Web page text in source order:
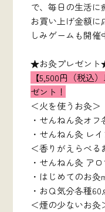
で、毎日の生活に
お買い上げ金額
しみゲームも開催
★お灸プレゼン
【5,500円（税込
ゼント！
＜火を使うお灸＞
・せんねん灸オフ
・せんねん灸 レ
＜香りがえらべる
・せんねん灸 ア
・はじめてのお灸
・おＱ気分各種60
＜煙の少ないお灸